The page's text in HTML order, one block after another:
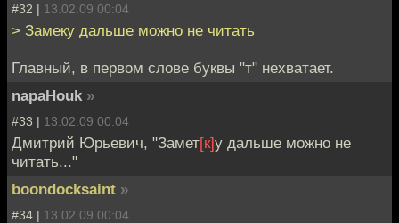
#32 | 13.02.09 00:04
> Замеку дальше можно не читать
Главный, в первом слове буквы "т" нехватает.
napaHouk »
#33 | 13.02.09 00:04
Дмитрий Юрьевич, "Замет[к]у дальше можно не
читать..."
boondocksaint »
#34 | 13.02.09 00:04